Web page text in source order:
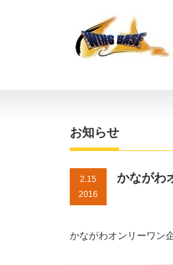
お知らせ
2.15
2016
かながわ
かながわオンリーワン